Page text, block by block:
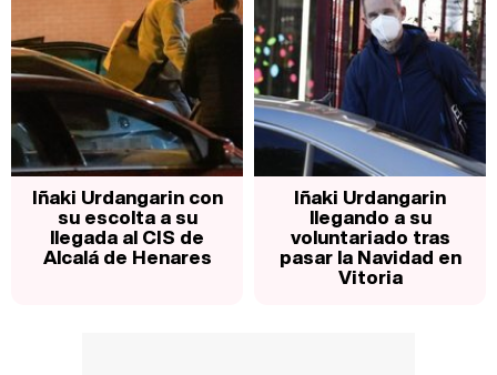
Iñaki Urdangarin con
su escolta a su
llegada al CIS de
Alcalá de Henares
Iñaki Urdangarin
llegando a su
voluntariado tras
pasar la Navidad en
Vitoria